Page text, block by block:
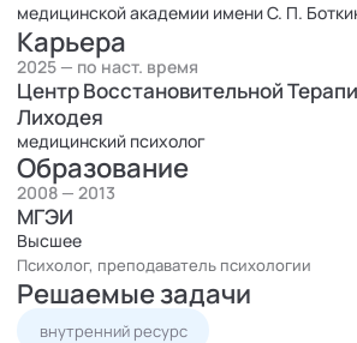
медицинской академии имени С. П.
Карьера
Центр Восстановительной
Лиходея
медицинский психолог
2025 — по наст. время
Образование
МГЭИ
Высшее
Психолог, преподаватель психологии
2008 — 2013
Решаемые задачи
внутренний ресурс